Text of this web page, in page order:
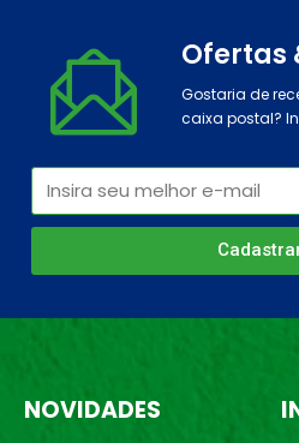
Ofertas
Gostaria de
caixa postal?
NOVIDADES